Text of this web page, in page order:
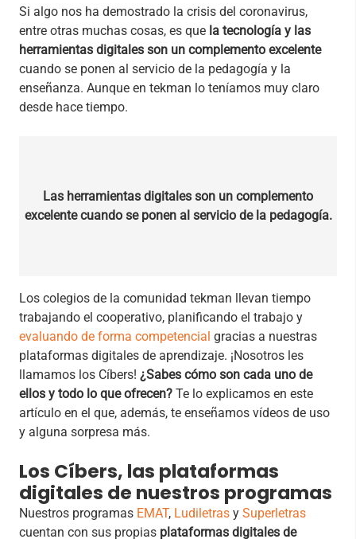
Si algo nos ha demostrado la crisis del coronavirus,
entre otras muchas cosas, es que la tecnología y las
herramientas digitales son un complemento excelente
cuando se ponen al servicio de la pedagogía y la
enseñanza. Aunque en tekman lo teníamos muy claro
desde hace tiempo.
Las herramientas digitales son un complemento
excelente cuando se ponen al servicio de la pedagogía.
Los colegios de la comunidad tekman llevan tiempo
trabajando el cooperativo, planificando el trabajo y
evaluando de forma competencial gracias a nuestras
plataformas digitales de aprendizaje. ¡Nosotros les
llamamos los Cíbers! ¿Sabes cómo son cada uno de
ellos y todo lo que ofrecen? Te lo explicamos en este
artículo en el que, además, te enseñamos vídeos de uso
y alguna sorpresa más.
Los Cíbers, las plataformas
digitales de nuestros programas
Nuestros programas EMAT, Ludiletras y Superletras
cuentan con sus propias plataformas digitales de